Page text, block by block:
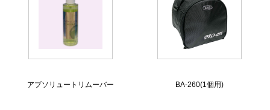
アブソリュートリムーバー BA-260(1個用)